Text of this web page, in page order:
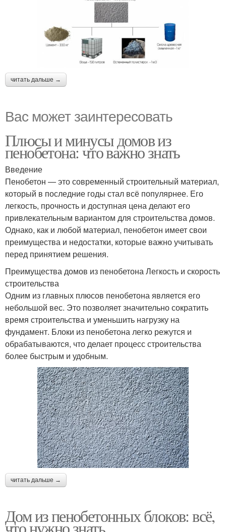
читать дальше →
Вас может заинтересовать
Плюсы и минусы домов из
пенобетона: что важно знать
Введение
Пенобетон — это современный строительный материал,
который в последние годы стал всё популярнее. Его
легкость, прочность и доступная цена делают его
привлекательным вариантом для строительства домов.
Однако, как и любой материал, пенобетон имеет свои
преимущества и недостатки, которые важно учитывать
перед принятием решения.
Преимущества домов из пенобетона Легкость и скорость
строительства
Одним из главных плюсов пенобетона является его
небольшой вес. Это позволяет значительно сократить
время строительства и уменьшить нагрузку на
фундамент. Блоки из пенобетона легко режутся и
обрабатываются, что делает процесс строительства
более быстрым и удобным.
читать дальше →
Дом из пенобетонных блоков: всё,